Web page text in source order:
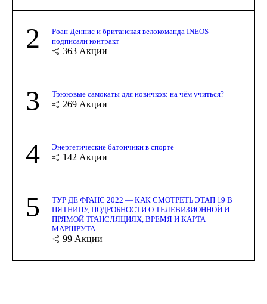
2
Роан Деннис и британская велокоманда INEOS
подписали контракт
363 Акции
3 Трюковые самокаты для новичков: на чём учиться?
269 Акции
4 Энергетические батончики в спорте
142 Акции
5
ТУР ДЕ ФРАНС 2022 — КАК СМОТРЕТЬ ЭТАП 19 В
ПЯТНИЦУ, ПОДРОБНОСТИ О ТЕЛЕВИЗИОННОЙ И
ПРЯМОЙ ТРАНСЛЯЦИЯХ, ВРЕМЯ И КАРТА
МАРШРУТА
99 Акции